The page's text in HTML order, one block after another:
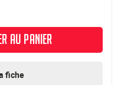
AU PANIER
fiche